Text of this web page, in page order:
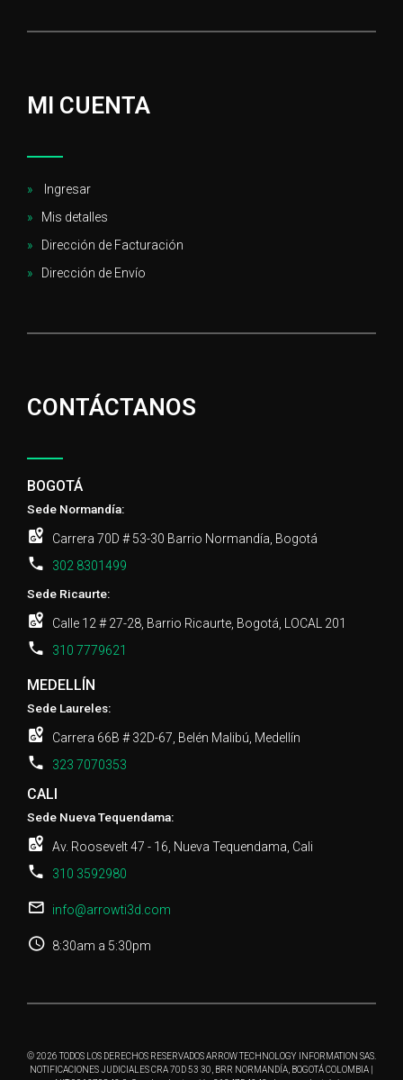
MI CUENTA
Ingresar
Mis detalles
Dirección de Facturación
Dirección de Envío
CONTÁCTANOS
BOGOTÁ
Sede Normandía:
Carrera 70D # 53-30 Barrio Normandía, Bogotá
302 8301499
Sede Ricaurte:
Calle 12 # 27-28, Barrio Ricaurte, Bogotá, LOCAL 201
310 7779621
MEDELLÍN
Sede Laureles:
Carrera 66B # 32D-67, Belén Malibú, Medellín
323 7070353
CALI
Sede Nueva Tequendama:
Av. Roosevelt 47 - 16, Nueva Tequendama, Cali
310 3592980
info@arrowti3d.com
8:30am a 5:30pm
© 2026 TODOS LOS DERECHOS RESERVADOS ARROW TECHNOLOGY INFORMATION SAS.
NOTIFICACIONES JUDICIALES CRA 70D 53 30, BRR NORMANDÍA, BOGOTÁ COLOMBIA |